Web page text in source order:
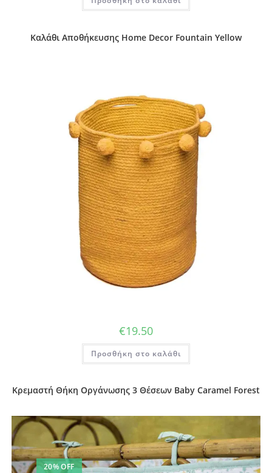
Καλάθι Αποθήκευσης Home Decor Fountain Yellow
€19.50
Προσθήκη στο καλάθι
Κρεμαστή Θήκη Οργάνωσης 3 Θέσεων Baby Caramel Forest
20% OFF